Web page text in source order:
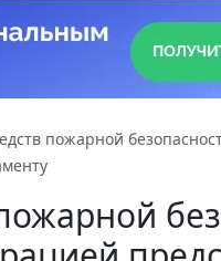
пожарной